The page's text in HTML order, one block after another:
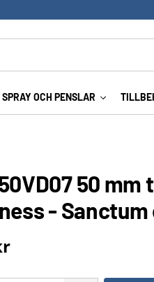
OCH PENSLAR
50
-